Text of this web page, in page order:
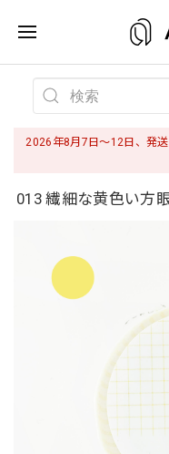
2026年8月7日〜12日、発
013 繊細な黄色い方